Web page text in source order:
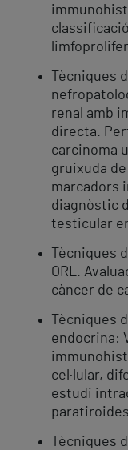
Tècniques
renal amb
directa.
carcinoma
gruixuda
marcadors
diagnòstic
testicular
Tècniques
ORL.
càncer de
Tècniques
endocrina:
cel·lular,
estudi
Tècniques